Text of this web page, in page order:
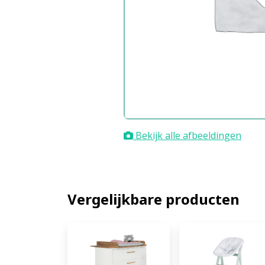
Bekijk alle afbeeldingen
Vergelijkbare producten